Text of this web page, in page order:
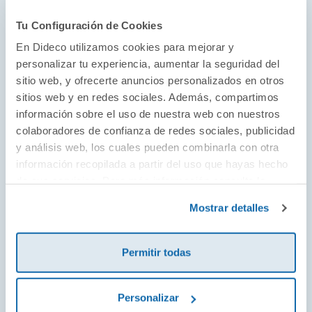
Tu Configuración de Cookies
En Dideco utilizamos cookies para mejorar y
personalizar tu experiencia, aumentar la seguridad del
sitio web, y ofrecerte anuncios personalizados en otros
sitios web y en redes sociales. Además, compartimos
información sobre el uso de nuestra web con nuestros
colaboradores de confianza de redes sociales, publicidad
y análisis web, los cuales pueden combinarla con otra
información recopilada a partir del uso que hayas hecho
Mostrar detalles
Permitir todas
Personalizar
El juego como parte del desarrollo
Juguetes educativos desde 1954 con un toque
estético único y artístico. Descubre juguetes
para todas las edades de la mano de los
diseños más originales que guían a los más
pequeños y pequeñas de la casa a través del
desarrollo del juego simbólico, la asociación,
¡Ver todo!